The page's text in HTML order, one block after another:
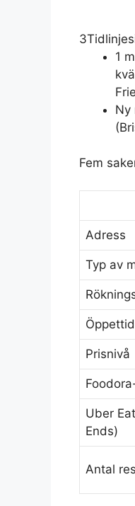
3
1
Ny
Fem
Adress
Typ av
Prisnivå
Uber
Ends)
Antal